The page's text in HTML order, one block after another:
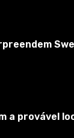
permite
Bomb5.
a provável